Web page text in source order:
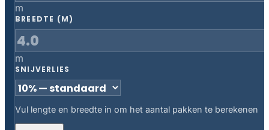
m
BREEDTE (M)
m
SNIJVERLIES
Vul lengte en breedte in om het aantal pakken te berekenen